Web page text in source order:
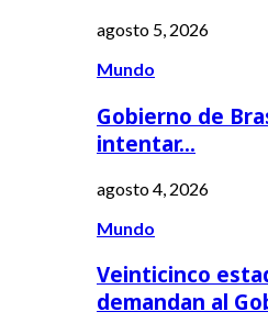
agosto 5, 2026
Mundo
Gobierno de
intentar…
agosto 4, 2026
Mundo
Veinticinco
demandan al